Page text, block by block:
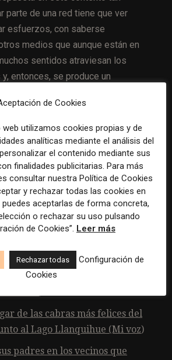
parte de una red tiene que ver
esfuerzos, con saberse
medios que aunque están en
sentidos atraviesan los
entonces, se produce un
ejemplos de las historias de
Humano de Latinoamérica:
en la pandemia las y los
de los que dependen
enteros de Argentina
el barrio responde con activismo
de las cabras más felices del
al Lago Llanquihue (Mi voz)
padres en los vecinos que
de Cookies
utilizamos cookies propias y de
analíticas mediante el análisis del
el contenido mediante sus
finalidades publicitarias. Para más
consultar nuestra Política de Cookies
y rechazar todas las cookies en
puedes aceptarlas de forma concreta,
o rechazar su uso pulsando
de Cookies”. Leer más
Rechazar todas
Configuración de
Cookies